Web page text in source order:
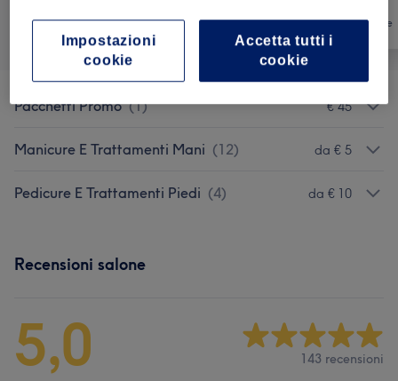
Tutti Unghie Depilazione
Pacchetti Promo (1) € 45
Manicure E Trattamenti Mani (12) da € 5
Pedicure E Trattamenti Piedi (4) da € 10
Recensioni salone
5,0 143 recensioni
Accetta tutti i
cookie
Impostazioni
cookie